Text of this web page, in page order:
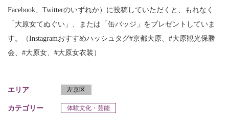
Facebook、Twitterのいずれか）に投稿していただくと、もれなく
「大原女てぬぐい」、または「缶バッジ」をプレゼントしていま
す。（Instagramおすすめハッシュタグ#京都大原、#大原観光保勝
会、#大原女、#大原女衣装）
エリア 左京区
カテゴリー 体験文化・芸能